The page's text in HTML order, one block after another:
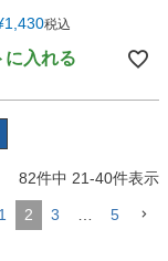
1,430税込
に入れる
82件中 21-40件表示
1 2 3 … 5